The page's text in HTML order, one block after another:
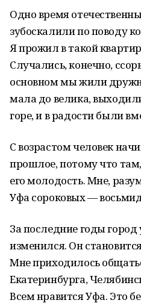
Одно время
зубоскалили по поводу
Я прожил в такой
Случались, конечно,
основном мы жили
мала до велика,
горе, и в радости были
С возрастом человек
прошлое, потому что
его молодость. Мне,
Уфа сороковых —
За последние годы город
изменился. Он
Мне приходилось
Екатеринбурга,
Всем нравится Уфа. Это